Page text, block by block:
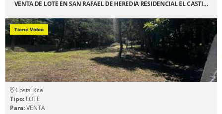
VENTA DE LOTE EN SAN RAFAEL DE HEREDIA RESIDENCIAL EL CASTI…
Tiene Video
Costa Rica
Tipo: LOTE
Para:VENTA